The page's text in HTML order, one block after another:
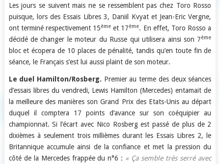
Les jours se suivent mais ne se ressemblent pas chez Toro Rosso
puisque, lors des Essais Libres 3, Daniil Kvyat et Jean-Eric Vergne,
ont terminé respectivement 15ème et 17ème. En effet, Toro Rosso a
décidé de changer le moteur du Russe qui utilisera ainsi son 7ème
bloc et écopera de 10 places de pénalité, tandis qu’en toute fin de
séance, le Français s’est lui aussi plaint de son moteur.
Le duel Hamilton/Rosberg. Premier au terme des deux séances
d’essais libres du vendredi, Lewis Hamilton (Mercedes) entamait de
la meilleure des manières son Grand Prix des Etats-Unis au départ
duquel il comptera 17 points d’avance sur son coéquipier au
championnat. Si l’écart avec Nico Rosberg est passé de plus de 2
dixièmes à seulement trois millièmes durant les Essais Libres 2, le
Britannique accumule ainsi de la confiance et met la pression du
côté de la Mercedes frappée du n°6 : « Ça semble très serré avec